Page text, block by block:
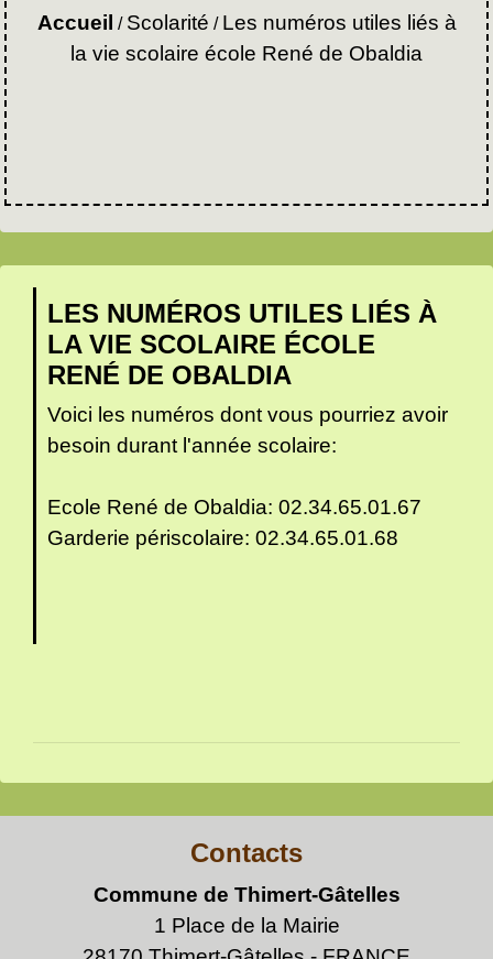
Accueil / Scolarité / Les numéros utiles liés à
la vie scolaire école René de Obaldia
LES NUMÉROS UTILES LIÉS À
LA VIE SCOLAIRE ÉCOLE
RENÉ DE OBALDIA
Voici les numéros dont vous pourriez avoir
besoin durant l'année scolaire:
Ecole René de Obaldia: 02.34.65.01.67
Garderie périscolaire: 02.34.65.01.68
Contacts
Commune de Thimert-Gâtelles
1 Place de la Mairie